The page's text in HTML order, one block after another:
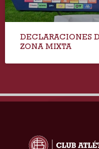
DECLARACIONES
ZONA MIXTA